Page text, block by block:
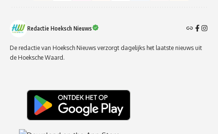
Redactie Hoeksch Nieuws
De redactie van Hoeksch Nieuws verzorgt dagelijks het laatste nieuws uit
de Hoeksche Waard.